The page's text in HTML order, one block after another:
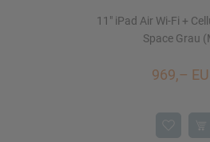
11" iPad Air Wi-Fi +
Space Grau
969,–